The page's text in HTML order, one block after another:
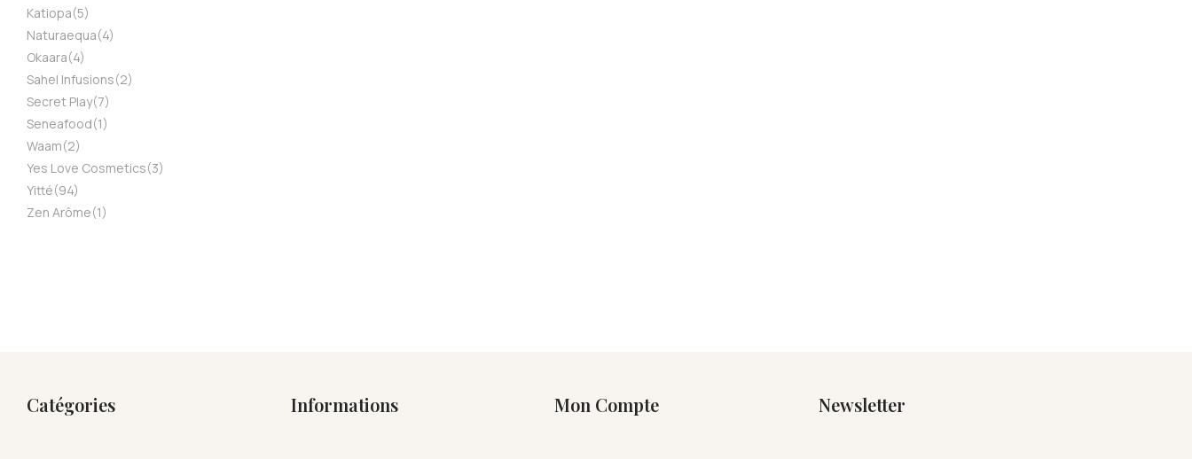
Katiopa(5)
Naturaequa(4)
Okaara(4)
Sahel Infusions(2)
Secret Play(7)
Seneafood(1)
Waam(2)
Yes Love Cosmetics(3)
Yitté(94)
Zen Arôme(1)
Catégories Informations Mon Compte Newsletter